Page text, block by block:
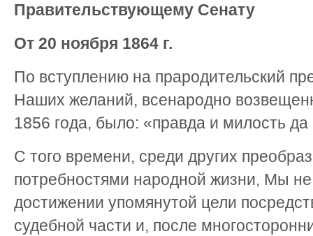
Правительствующему Сенату
От 20 ноября 1864 г.
По вступлению на прародительский
Наших желаний, всенародно
1856 года, было: «правда и милость да
С того времени, среди других
потребностями народной жизни, Мы не
достижении упомянутой цели
судебной части и, после